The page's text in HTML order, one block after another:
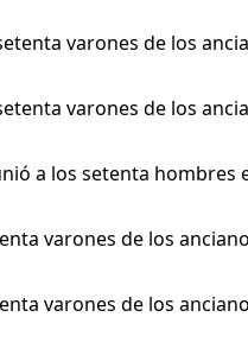
varones de los
varones de los
a los setenta hombres
varones de los
varones de los